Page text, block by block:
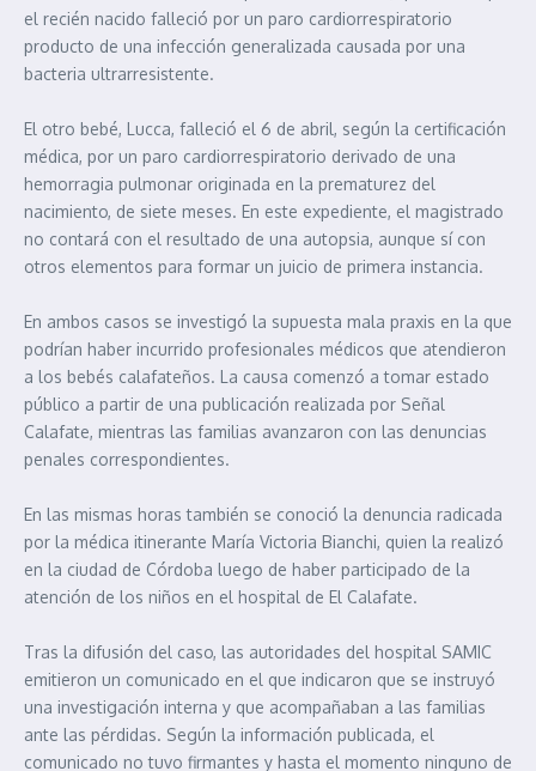
el recién nacido falleció por un paro cardiorrespiratorio
producto de una infección generalizada causada por una
bacteria ultrarresistente.
El otro bebé, Lucca, falleció el 6 de abril, según la certificación
médica, por un paro cardiorrespiratorio derivado de una
hemorragia pulmonar originada en la prematurez del
nacimiento, de siete meses. En este expediente, el magistrado
no contará con el resultado de una autopsia, aunque sí con
otros elementos para formar un juicio de primera instancia.
En ambos casos se investigó la supuesta mala praxis en la que
podrían haber incurrido profesionales médicos que atendieron
a los bebés calafateños. La causa comenzó a tomar estado
público a partir de una publicación realizada por Señal
Calafate, mientras las familias avanzaron con las denuncias
penales correspondientes.
En las mismas horas también se conoció la denuncia radicada
por la médica itinerante María Victoria Bianchi, quien la realizó
en la ciudad de Córdoba luego de haber participado de la
atención de los niños en el hospital de El Calafate.
Tras la difusión del caso, las autoridades del hospital SAMIC
emitieron un comunicado en el que indicaron que se instruyó
una investigación interna y que acompañaban a las familias
ante las pérdidas. Según la información publicada, el
comunicado no tuvo firmantes y hasta el momento ninguno de